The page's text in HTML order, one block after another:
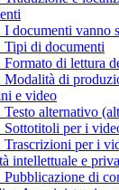
I documenti vanno
Tipi di documenti
Formato di lettura
Modalità di
e video
Testo alternativo
Sottotitoli per i
Trascrizioni per i
intellettuale e
Pubblicazione di